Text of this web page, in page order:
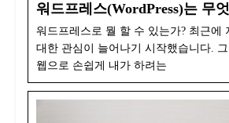
워드프레스(WordPress)는 무
워드프레스로 뭘 할 수 있는가? 최근에
대한 관심이 늘어나기 시작했습니다.
웹으로 손쉽게 내가 하려는